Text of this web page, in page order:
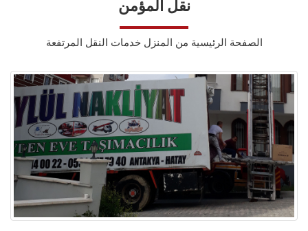
نقل المؤمن
الصفحة الرئيسية من المنزل خدمات النقل المرتفعة